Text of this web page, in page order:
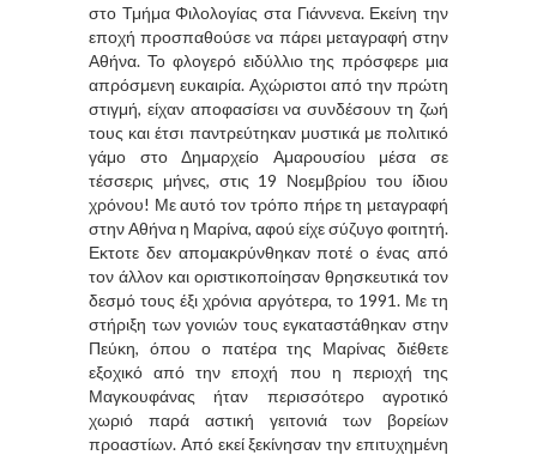
στο Τμήμα Φιλολογίας στα Γιάννενα. Εκείνη την
εποχή προσπαθούσε να πάρει μεταγραφή στην
Αθήνα. Το φλογερό ειδύλλιο της πρόσφερε μια
απρόσμενη ευκαιρία. Αχώριστοι από την πρώτη
στιγμή, είχαν αποφασίσει να συνδέσουν τη ζωή
τους και έτσι παντρεύτηκαν μυστικά με πολιτικό
γάμο στο Δημαρχείο Αμαρουσίου μέσα σε
τέσσερις μήνες, στις 19 Νοεμβρίου του ίδιου
χρόνου! Με αυτό τον τρόπο πήρε τη μεταγραφή
στην Αθήνα η Μαρίνα, αφού είχε σύζυγο φοιτητή.
Εκτοτε δεν απομακρύνθηκαν ποτέ ο ένας από
τον άλλον και οριστικοποίησαν θρησκευτικά τον
δεσμό τους έξι χρόνια αργότερα, το 1991. Με τη
στήριξη των γονιών τους εγκαταστάθηκαν στην
Πεύκη, όπου ο πατέρα της Μαρίνας διέθετε
εξοχικό από την εποχή που η περιοχή της
Μαγκουφάνας ήταν περισσότερο αγροτικό
χωριό παρά αστική γειτονιά των βορείων
προαστίων. Από εκεί ξεκίνησαν την επιτυχημένη